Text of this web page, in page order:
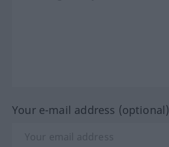
Your e-mail address (optional)